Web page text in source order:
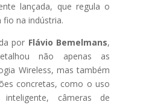
lançada, que regula o
na indústria.
por Flávio Bemelmans,
não apenas as
Wireless, mas também
concretas, como o uso
inteligente, câmeras de